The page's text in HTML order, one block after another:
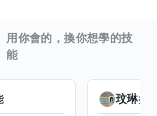
用你會的，換你想學的技
能
玟琳擅